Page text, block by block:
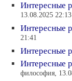
Интересные
13.08.2025 22:13
Интересные
21:41
Интересные
Интересные
философия,